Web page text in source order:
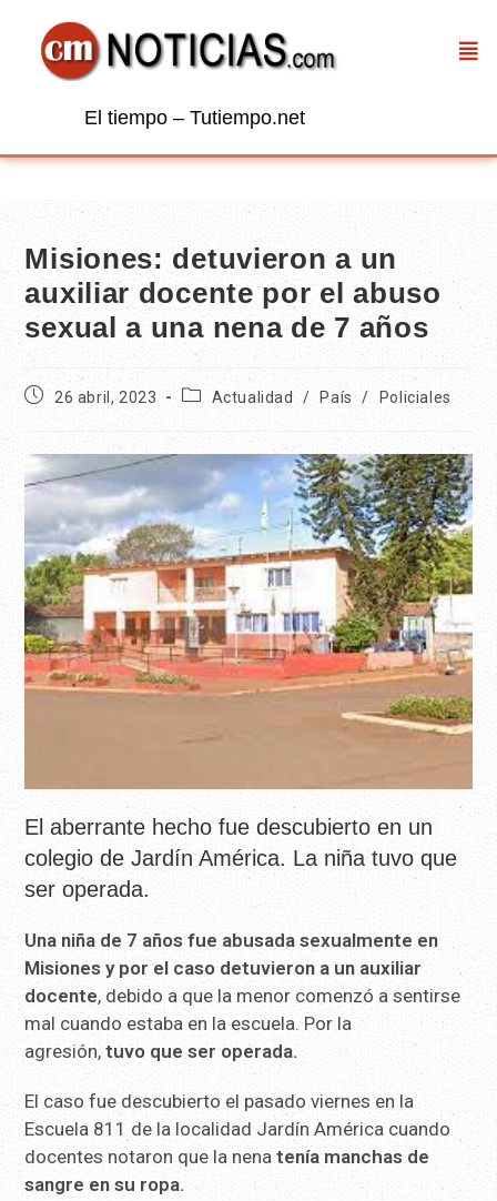
El tiempo – Tutiempo.net
Misiones: detuvieron a un
auxiliar docente por el abuso
sexual a una nena de 7 años
26 abril, 2023 Actualidad / País / Policiales
El aberrante hecho fue descubierto en un
colegio de Jardín América. La niña tuvo que
ser operada.
Una niña de 7 años fue abusada sexualmente en
Misiones y por el caso detuvieron a un auxiliar
docente, debido a que la menor comenzó a sentirse
mal cuando estaba en la escuela. Por la
agresión,tuvo que ser operada.
El caso fue descubierto el pasado viernes en la
Escuela 811 de la localidad Jardín América cuando
docentes notaron que la nena tenía manchas de
sangre en su ropa.